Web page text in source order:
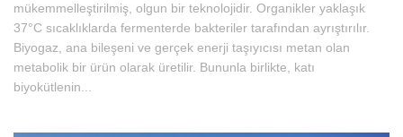
mükemmelleştirilmiş, olgun bir teknolojidir. Organikler yaklaşık
37°C sıcaklıklarda fermenterde bakteriler tarafından ayrıştırılır.
Biyogaz, ana bileşeni ve gerçek enerji taşıyıcısı metan olan
metabolik bir ürün olarak üretilir. Bununla birlikte, katı
biyokütlenin...